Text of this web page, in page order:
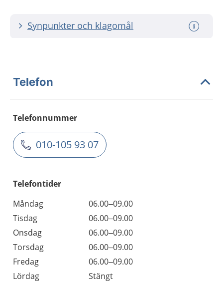
Synpunkter och klagomål
Telefon
Telefonnummer
010-105 93 07
Telefontider
Måndag
06.00–09.00
Tisdag
06.00–09.00
Onsdag
06.00–09.00
Torsdag
06.00–09.00
Fredag
06.00–09.00
Lördag
Stängt